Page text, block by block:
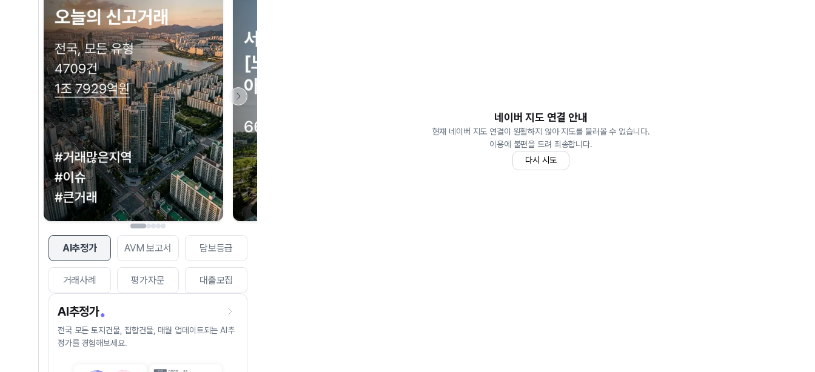
AI추정가 AVM 보고서 담보등급
거래사례 평가자문 대출모집
AI추정가
전국 모든 토지건물, 집합건물, 매월 업데이트되는 AI추
정가를 경험해보세요.
네이버 지도 연결 안내
현재 네이버 지도 연결이 원활하지 않아 지도를 불러올 수 없습니다.
이용에 불편을 드려 죄송합니다.
다시 시도